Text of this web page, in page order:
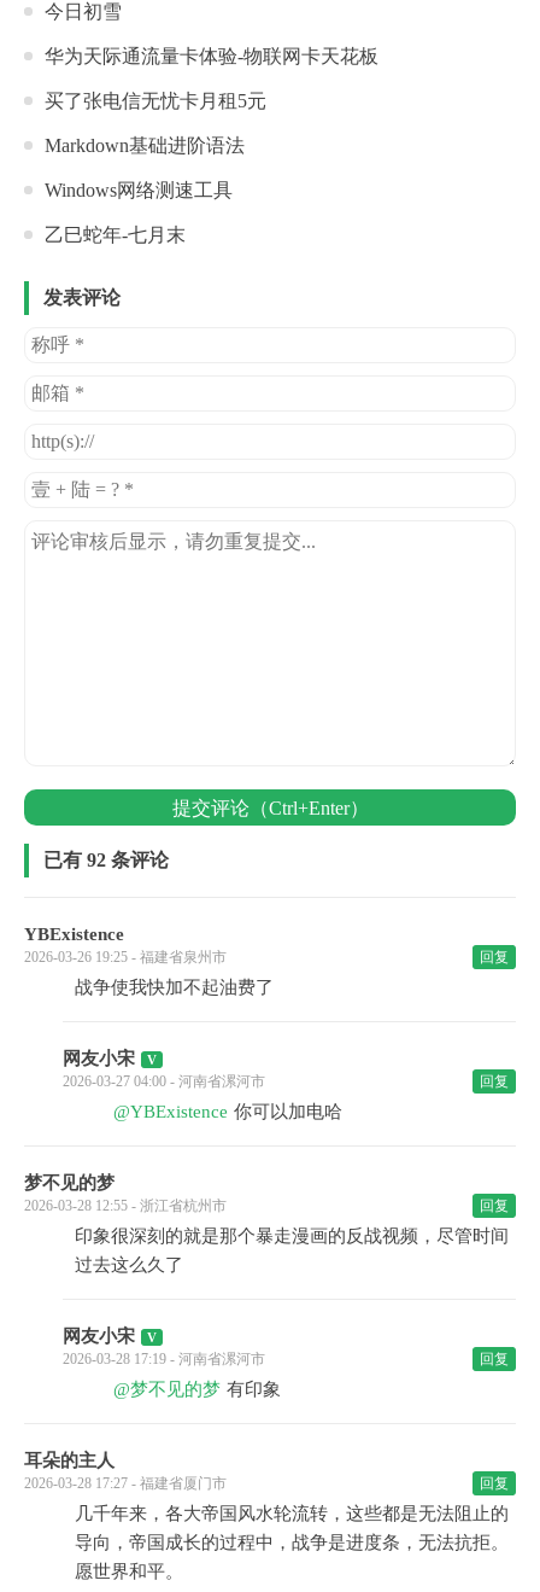
今日初雪
华为天际通流量卡体验-物联网卡天花板
买了张电信无忧卡月租5元
Markdown基础进阶语法
Windows网络测速工具
乙巳蛇年-七月末
发表评论
提交评论（Ctrl+Enter）
已有 92 条评论
YBExistence
2026-03-26 19:25 - 福建省泉州市 回复
战争使我快加不起油费了
网友小宋
2026-03-27 04:00 - 河南省漯河市 回复
@YBExistence 你可以加电哈
梦不见的梦
2026-03-28 12:55 - 浙江省杭州市 回复
印象很深刻的就是那个暴走漫画的反战视频，尽管时间
过去这么久了
网友小宋
2026-03-28 17:19 - 河南省漯河市 回复
@梦不见的梦 有印象
耳朵的主人
2026-03-28 17:27 - 福建省厦门市 回复
几千年来，各大帝国风水轮流转，这些都是无法阻止的
导向，帝国成长的过程中，战争是进度条，无法抗拒。
愿世界和平。